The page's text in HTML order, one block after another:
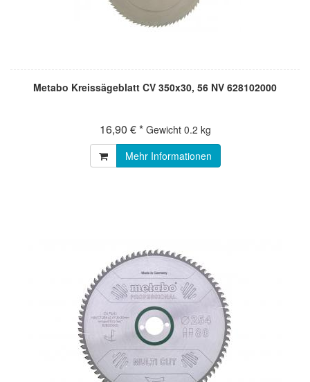
Metabo Kreissägeblatt CV 350x30, 56 NV 628102000
16,90 € * Gewicht 0.2 kg
Mehr Informationen